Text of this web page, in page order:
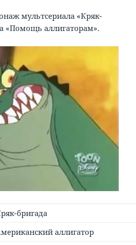
мультсериала «Кряк-
«Помощь аллигаторам».
бригада
аллигатор